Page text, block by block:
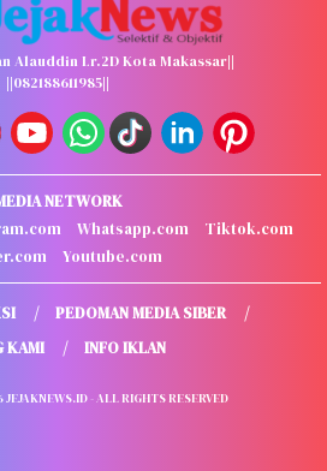
Alauddin Lr.2D Kota Makassar||
||082188611985||
NETWORK
Whatsapp.com
Tiktok.com
Youtube.com
PEDOMAN MEDIA SIBER
KAMI
INFO IKLAN
- ALL RIGHTS RESERVED